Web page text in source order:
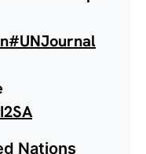
#UNJournal
Nations